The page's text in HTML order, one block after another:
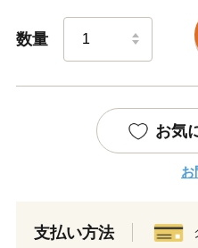
数量
お気
お
支払い方法